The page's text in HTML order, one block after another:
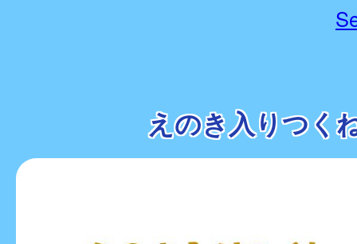
えのき入りつく